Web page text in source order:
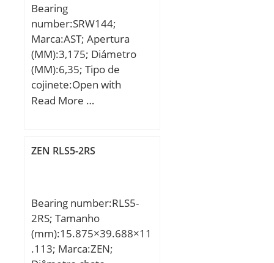
Bearing
number:SRW144;
Marca:AST; Apertura
(MM):3,175; Diámetro
(MM):6,35; Tipo de
cojinete:Open with
Extended Inner; Apertura
Ancho exterior
nominal de la carga móvil
(CR):54; Carga estática
nominal (cor):17;
Velocidad máxima
Read More …
ZEN RLS5-2RS
Bearing number:RLS5-
2RS; Tamanho
(mm):15.875×39.688×11
.113; Marca:ZEN;